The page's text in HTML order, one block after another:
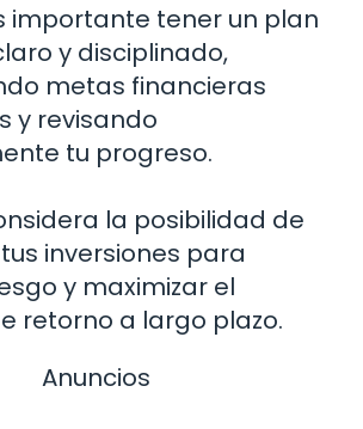
importante tener un plan
y disciplinado,
metas financieras
y revisando
tu progreso.
la posibilidad de
inversiones para
y maximizar el
retorno a largo plazo.
Anuncios